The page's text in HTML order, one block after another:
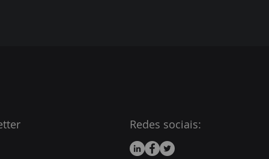
Redes sociais: